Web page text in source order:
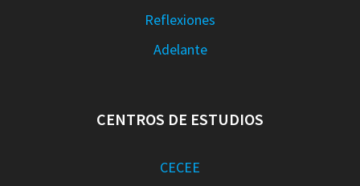
Reflexiones
Adelante
CENTROS DE ESTUDIOS
CECEE